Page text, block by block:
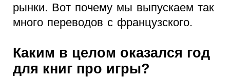
рынки. Вот почему мы выпускаем так
много переводов с французского.
Каким в целом оказался год
для книг про игры?